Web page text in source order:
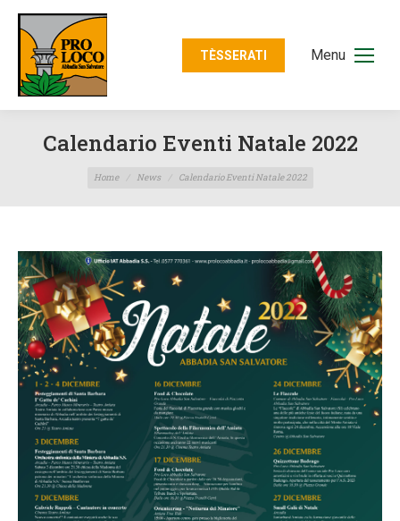
Menu
TÈSSERATI
Calendario Eventi Natale 2022
Home News Calendario Eventi Natale 2022